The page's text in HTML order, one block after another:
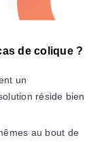
de colique ?
un
réside bien
au bout de